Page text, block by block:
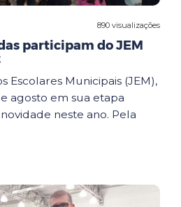
890 visualizações
participam do JEM
Escolares Municipais (JEM),
agosto em sua etapa
neste ano. Pela